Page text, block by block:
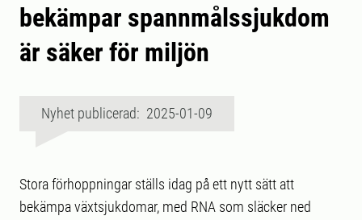
bekämpar spannmålssjukdom
är säker för miljön
Nyhet publicerad: 2025-01-09
Stora förhoppningar ställs idag på ett nytt sätt att
bekämpa växtsjukdomar, med RNA som släcker ned